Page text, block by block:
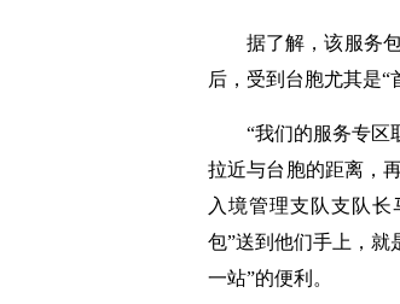
据了解，该服务
后，受到台胞尤其是“
“我们的服务专区
拉近与台胞的距离，
入境管理支队支队
包”送到他们手上，就
一站”的便利。